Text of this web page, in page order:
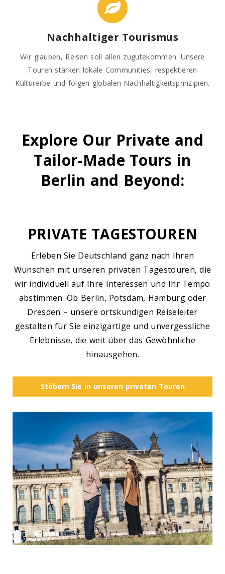
Nachhaltiger Tourismus
Wir glauben, Reisen soll allen zugutekommen. Unsere
Touren stärken lokale Communities, respektieren
Kulturerbe und folgen globalen Nachhaltigkeitsprinzipien.
Explore Our Private and
Tailor-Made Tours in
Berlin and Beyond:
PRIVATE TAGESTOUREN
Erleben Sie Deutschland ganz nach Ihren
Wünschen mit unseren privaten Tagestouren, die
wir individuell auf Ihre Interessen und Ihr Tempo
abstimmen. Ob Berlin, Potsdam, Hamburg oder
Dresden – unsere ortskundigen Reiseleiter
gestalten für Sie einzigartige und unvergessliche
Erlebnisse, die weit über das Gewöhnliche
hinausgehen.
Stöbern Sie in unseren privaten Touren